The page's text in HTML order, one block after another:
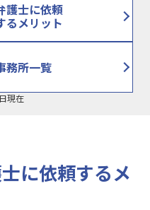
護士に依頼
るメリット
務所一覧
現在
に依頼するメ